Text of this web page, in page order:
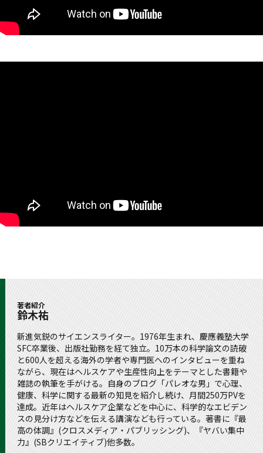
著者紹介
鈴木祐
新進気鋭のサイエンスライター。1976年生まれ、慶應義塾大学
SFC卒業後、出版社勤務を経て独立。10万本の科学論文の読破
と600人を超える海外の学者や専門医へのインタビューを重ね
ながら、現在はヘルスケアや生産性向上をテーマとした書籍や
雑誌の執筆を手がける。自身のブログ「パレオな男」で心理、
健康、科学に関する最新の知見を紹介し続け、月間250万PVを
達成。近年はヘルスケア企業などを中心に、科学的なエビデン
スの見分け方などを伝える講演なども行っている。著書に『最
高の体調』(クロスメディア・パブリッシング)、『ヤバい集中
力』(SBクリエイティブ)他多数。